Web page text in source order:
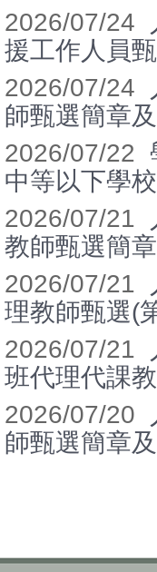
2026/07/24
援工作人員
2026/07/24
師甄選簡章
2026/07/22
中等以下學
2026/07/21
教師甄選簡
2026/07/21
理教師甄選(
2026/07/21
班代理代課
2026/07/20
師甄選簡章